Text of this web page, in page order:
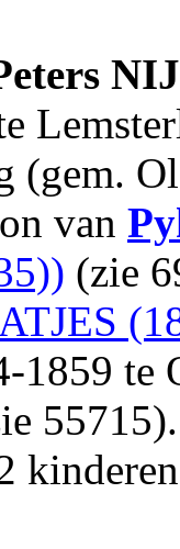
(gem.
van
(zie
1859 te
55715).